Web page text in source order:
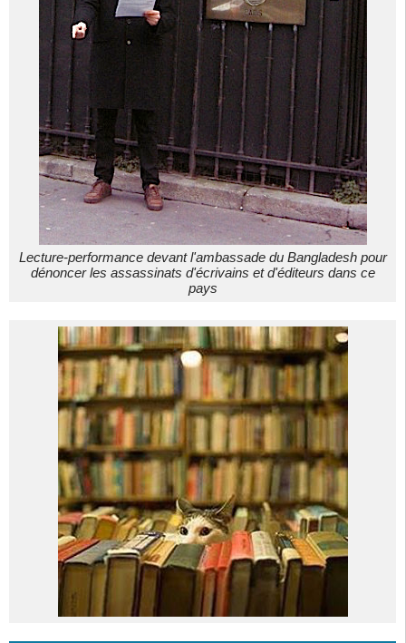
Lecture-performance devant l'ambassade du Bangladesh pour
dénoncer les assassinats d'écrivains et d'éditeurs dans ce
pays